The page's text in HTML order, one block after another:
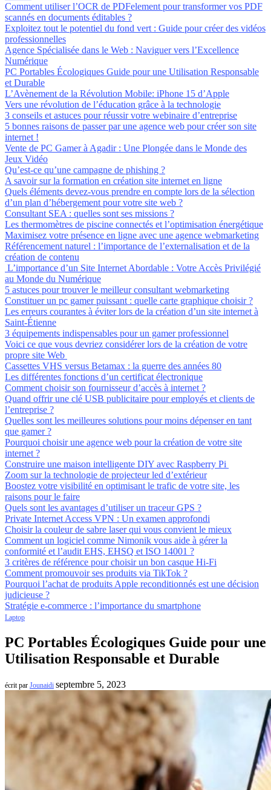
Comment utiliser l’OCR de PDFelement pour transformer vos PDF
scannés en documents éditables ?
Exploitez tout le potentiel du fond vert : Guide pour créer des vidéos
professionnelles
Agence Spécialisée dans le Web : Naviguer vers l’Excellence
Numérique
PC Portables Écologiques Guide pour une Utilisation Responsable
et Durable
L’Avènement de la Révolution Mobile: iPhone 15 d’Apple
Vers une révolution de l’éducation grâce à la technologie
3 conseils et astuces pour réussir votre webinaire d’entreprise
5 bonnes raisons de passer par une agence web pour créer son site
internet !
Vente de PC Gamer à Agadir : Une Plongée dans le Monde des
Jeux Vidéo
Qu’est-ce qu’une campagne de phishing ?
A savoir sur la formation en création site internet en ligne
Quels éléments devez-vous prendre en compte lors de la sélection
d’un plan d’hébergement pour votre site web ?
Consultant SEA : quelles sont ses missions ?
Les thermomètres de piscine connectés et l’optimisation énergétique
Maximisez votre présence en ligne avec une agence webmarketing
Référencement naturel : l’importance de l’externalisation et de la
création de contenu
L’importance d’un Site Internet Abordable : Votre Accès Privilégié
au Monde du Numérique
5 astuces pour trouver le meilleur consultant webmarketing
Constituer un pc gamer puissant : quelle carte graphique choisir ?
Les erreurs courantes à éviter lors de la création d’un site internet à
Saint-Étienne
3 équipements indispensables pour un gamer professionnel
Voici ce que vous devriez considérer lors de la création de votre
propre site Web
Cassettes VHS versus Betamax : la guerre des années 80
Les différentes fonctions d’un certificat électronique
Comment choisir son fournisseur d’accès à internet ?
Quand offrir une clé USB publicitaire pour employés et clients de
l’entreprise ?
Quelles sont les meilleures solutions pour moins dépenser en tant
que gamer ?
Pourquoi choisir une agence web pour la création de votre site
internet ?
Construire une maison intelligente DIY avec Raspberry Pi
Zoom sur la technologie de projecteur led d’extérieur
Boostez votre visibilité en optimisant le trafic de votre site, les
raisons pour le faire
Quels sont les avantages d’utiliser un traceur GPS ?
Private Internet Access VPN : Un examen approfondi
Choisir la couleur de sabre laser qui vous convient le mieux
Comment un logiciel comme Nimonik vous aide à gérer la
conformité et l’audit EHS, EHSQ et ISO 14001 ?
3 critères de référence pour choisir un bon casque Hi-Fi
Comment promouvoir ses produits via TikTok ?
Pourquoi l’achat de produits Apple reconditionnés est une décision
judicieuse ?
Stratégie e-commerce : l’importance du smartphone
Laptop
PC Portables Écologiques Guide pour une
Utilisation Responsable et Durable
écrit par Jounaidi septembre 5, 2023